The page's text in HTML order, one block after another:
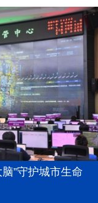
”守护城市生命